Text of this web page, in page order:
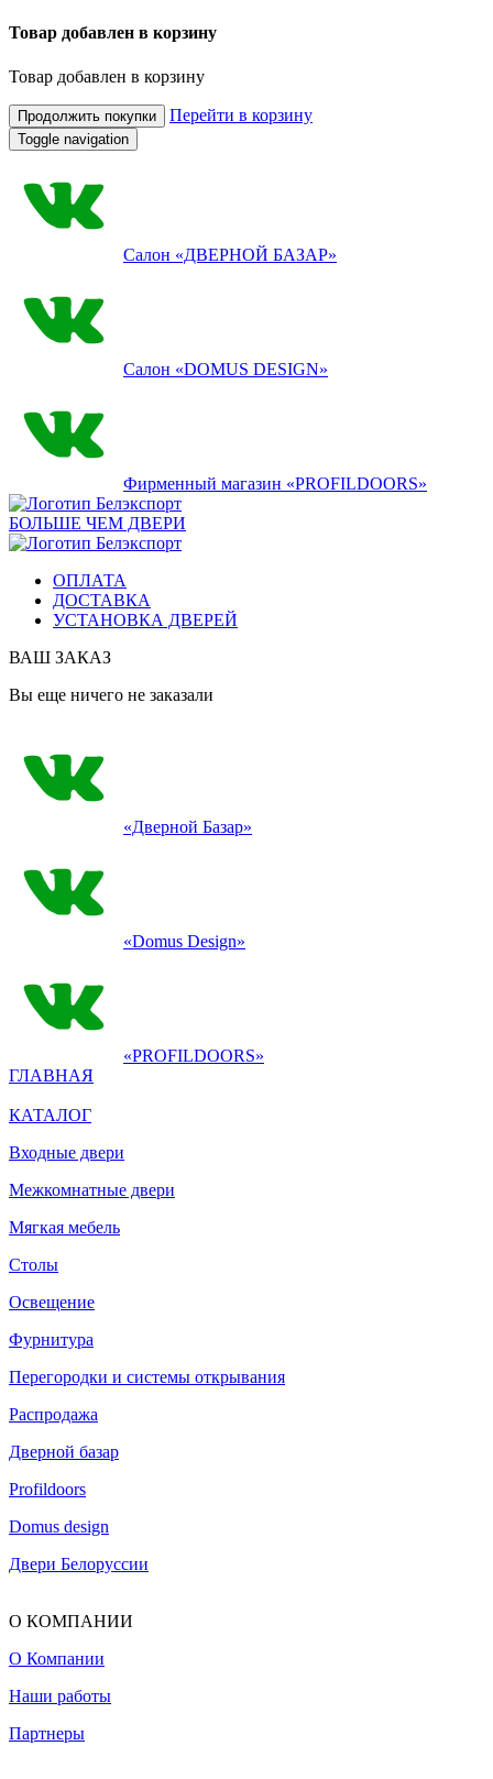
Товар добавлен в корзину
Товар добавлен в корзину
Продолжить покупки Перейти в корзину
Toggle navigation
Салон «ДВЕРНОЙ БАЗАР»
Салон «DOMUS DESIGN»
Фирменный магазин «PROFILDOORS»
БОЛЬШЕ ЧЕМ ДВЕРИ
ОПЛАТА
ДОСТАВКА
УСТАНОВКА ДВЕРЕЙ
ВАШ ЗАКАЗ
Вы еще ничего не заказали
«Дверной Базар»
«Domus Design»
«PROFILDOORS»
ГЛАВНАЯ
КАТАЛОГ
Входные двери
Межкомнатные двери
Мягкая мебель
Столы
Освещение
Фурнитура
Перегородки и системы открывания
Распродажа
Дверной базар
Profildoors
Domus design
Двери Белоруссии
О КОМПАНИИ
О Компании
Наши работы
Партнеры